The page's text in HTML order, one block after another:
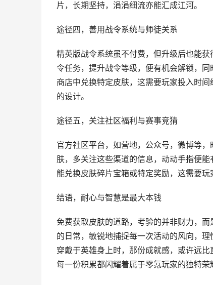
片，长期坚持，涓涓细流亦能汇成江河。
途径四，善用战令系统与师徒关系
精英版战令系统虽不付费，但升级后也能
令任务，提升战令等级，便有机会解锁，
商店中兑换特定皮肤，这需要玩家投入时
的设计。
途径五，关注社区福利与赛事竞猜
官方社区平台，如营地，公众号，微博等
肤，多关注这些渠道的信息，动动手指便
能兑换皮肤碎片宝箱或特定奖励，这需要
结语，耐心与智慧是最大本钱
免费获取皮肤的道路，考验的并非财力，
的日常，敏锐地捕捉每一次活动的风向，
穿戴于英雄身上时，那份成就感，或许远
每一份积累都闪耀着属于零氪玩家的独特荣